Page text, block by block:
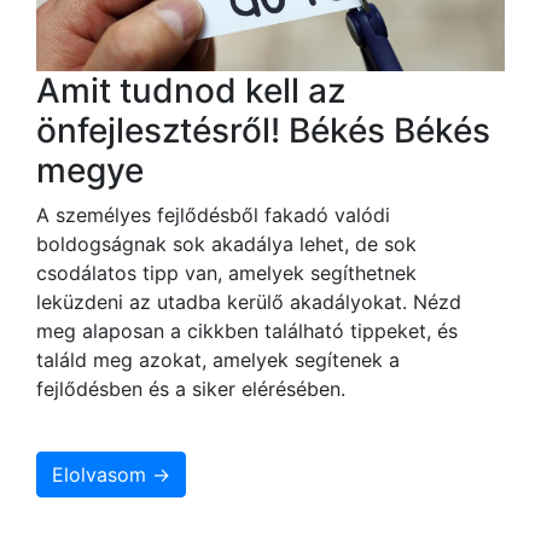
Amit tudnod kell az
önfejlesztésről! Békés Békés
megye
A személyes fejlődésből fakadó valódi
boldogságnak sok akadálya lehet, de sok
csodálatos tipp van, amelyek segíthetnek
leküzdeni az utadba kerülő akadályokat. Nézd
meg alaposan a cikkben található tippeket, és
találd meg azokat, amelyek segítenek a
fejlődésben és a siker elérésében.
Elolvasom →